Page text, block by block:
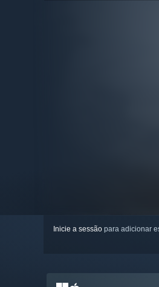
Inicie a sessão para adicionar